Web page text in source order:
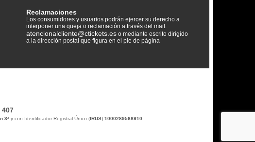
Reclamaciones
Los consumidores y usuarios podrán ejercer su derecho a
interponer una queja o reclamación a través del mail:
atencionalcliente@ctickets.es o mediante escrito dirigido
a la dirección postal que figura en el pie de página
407
3ªy con Identificador Registral Único (IRUS) 1000289568910.